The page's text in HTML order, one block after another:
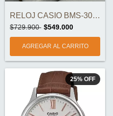
RELOJ CASIO BMS-300L-5AVDF ORIGINAL
$729.900 $549.000
25% OFF